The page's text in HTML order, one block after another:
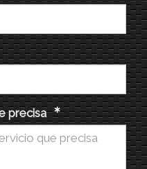
precisa